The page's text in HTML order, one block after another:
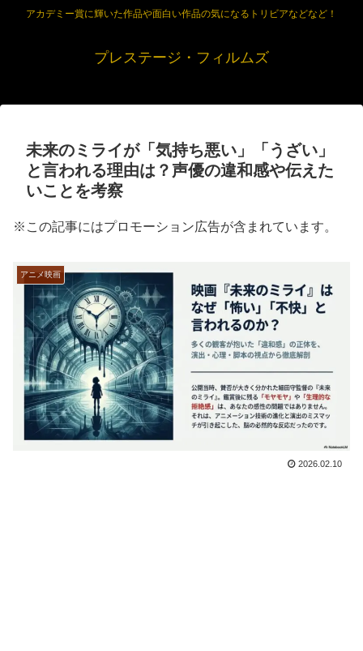
アカデミー賞に輝いた作品や面白い作品の気になるトリビアなどなど！
プレステージ・フィルムズ
未来のミライが「気持ち悪い」「うざい」
と言われる理由は？声優の違和感や伝えた
いことを考察
※この記事にはプロモーション広告が含まれています。
アニメ映画
2026.02.10